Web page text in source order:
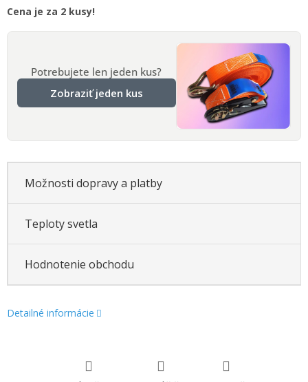
Cena je za 2 kusy!
Potrebujete len jeden kus?
Zobraziť jeden kus
Možnosti dopravy a platby
Teploty svetla
Hodnotenie obchodu
Detailné informácie